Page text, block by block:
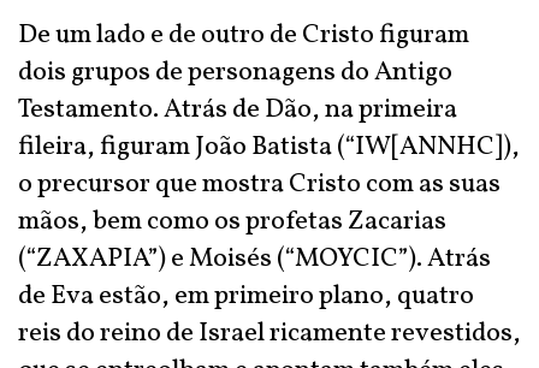
De um lado e de outro de Cristo figuram
dois grupos de personagens do Antigo
Testamento. Atrás de Dão, na primeira
fileira, figuram João Batista (“IW[ANNHC]),
o precursor que mostra Cristo com as suas
mãos, bem como os profetas Zacarias
(“ZAXAPIA”) e Moisés (“MOYCIC”). Atrás
de Eva estão, em primeiro plano, quatro
reis do reino de Israel ricamente revestidos,